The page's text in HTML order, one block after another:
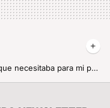
Lo más nuevo de Xiaomi es justo lo que necesitaba para mi portátil, más USBs y además 3.0